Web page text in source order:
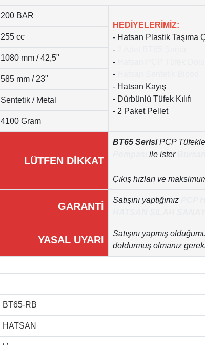
200 BAR
HEDİYELERİMİZ:
- Hatsan Plastik Taşıma
-
-
-
- Hatsan Kayış
- Dürbünlü Tüfek Kılıfı
- 2 Paket Pellet
255 cc
1080 mm / 42,5"
585 mm / 23"
Sentetik / Metal
4100 Gram
LÜTFEN DİKKAT
BT65 SerisiPCP
ile ister
Çıkış hızları ve
GARANTİ
Satışını yaptığımız
YASAL UYARI
Satışını yapmış
doldurmuş olmanız
BT65-RB
HATSAN